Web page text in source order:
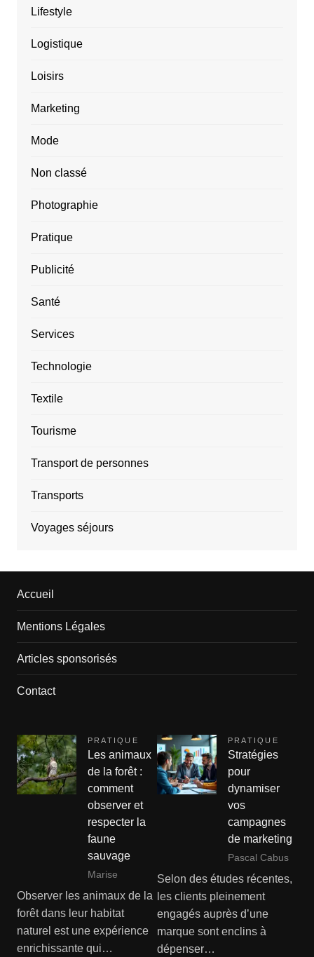
Lifestyle
Logistique
Loisirs
Marketing
Mode
Non classé
Photographie
Pratique
Publicité
Santé
Services
Technologie
Textile
Tourisme
Transport de personnes
Transports
Voyages séjours
Accueil
Mentions Légales
Articles sponsorisés
Contact
PRATIQUE
Les animaux
de la forêt :
comment
observer et
respecter la
faune
sauvage
Marise
Observer les animaux de la
forêt dans leur habitat
naturel est une expérience
enrichissante qui…
PRATIQUE
Stratégies
pour
dynamiser
vos
campagnes
de marketing
Pascal Cabus
Selon des études récentes,
les clients pleinement
engagés auprès d’une
marque sont enclins à
dépenser…